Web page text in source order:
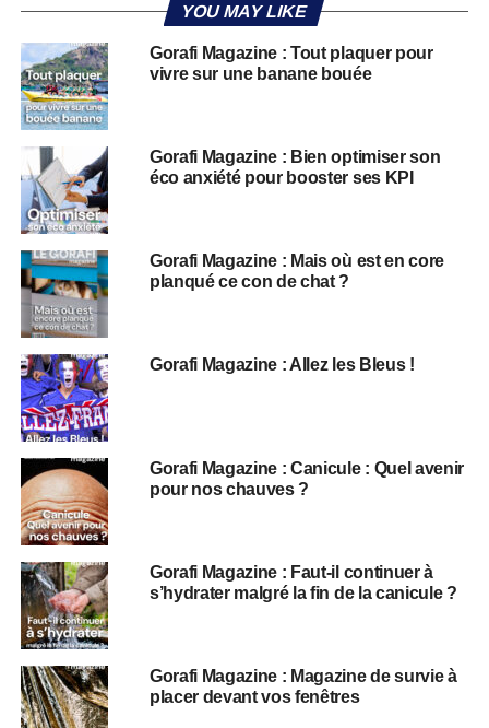
YOU MAY LIKE
Gorafi Magazine : Tout plaquer pour
vivre sur une banane bouée
Gorafi Magazine : Bien optimiser son
éco anxiété pour booster ses KPI
Gorafi Magazine : Mais où est en core
planqué ce con de chat ?
Gorafi Magazine : Allez les Bleus !
Gorafi Magazine : Canicule : Quel avenir
pour nos chauves ?
Gorafi Magazine : Faut-il continuer à
s’hydrater malgré la fin de la canicule ?
Gorafi Magazine : Magazine de survie à
placer devant vos fenêtres